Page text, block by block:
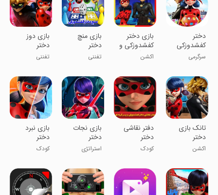
دختر
کفشدوزکی
سرگرمی
‏بازی دختر
کفشدوزکی و
پسر گربه ای
اکشن
بازی منچ
دختر
کفشدوزکی
تفننی
بازی دوز
دختر
کفشدوزکی
تفننی
‏تانک بازی
دختر
کفشدوزکی و
اکشن
دفتر نقاشی
دختر
کفشدوزکی و
پسر گربه ای
کودک
‏بازی نجات
دختر
کفشدوزکی
استراتژی
بازی نبرد
دختر
کفشدوزکی
کودک